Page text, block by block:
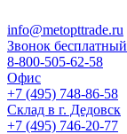
info@metopttrade.ru
Звонок бесплатный
8-800-505-62-58
Офис
+7 (495) 748-86-58
Склад в г. Дедовск
+7 (495) 746-20-77